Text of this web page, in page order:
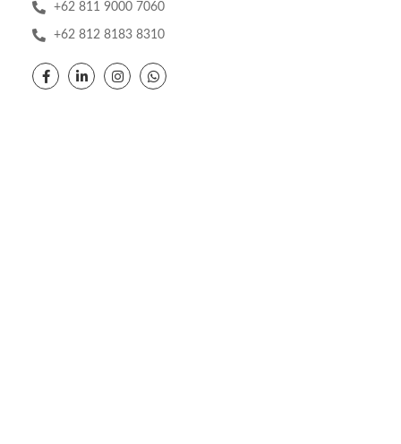
+62 811 9000 7060
+62 812 8183 8310